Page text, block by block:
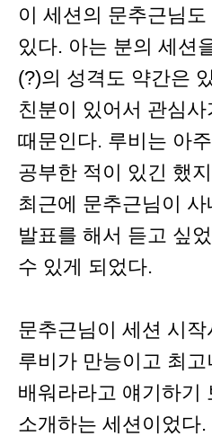
이 세션의 문추근님
있다. 아는 분의 세션
(?)의 성격도 약간은
친분이 있어서 관심사
때문인다. 루비는 아
공부한 적이 있긴 했
최근에 문추근님이
발표를 해서 듣고 싶
수 있게 되었다.
문추근님이 세션 시
루비가 만능이고 최
배워라라고 얘기하기
소개하는 세션이었다